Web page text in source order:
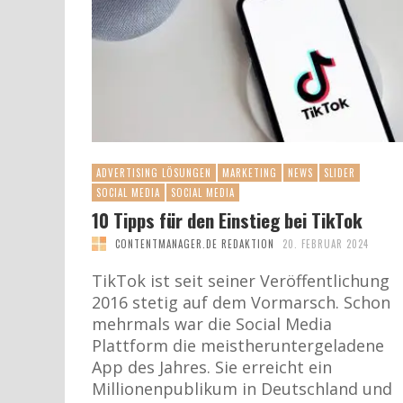
ADVERTISING LÖSUNGEN MARKETING NEWS
SLIDER
SOCIAL MEDIA
SOCIAL MEDIA
10 Tipps für den Einstieg bei TikTok
CONTENTMANAGER.DE REDAKTION 20. FEBRUAR 2024
TikTok ist seit seiner Veröffentlichung
2016 stetig auf dem Vormarsch. Schon
mehrmals war die Social Media
Plattform die meistheruntergeladene
App des Jahres. Sie erreicht ein
Millionenpublikum in Deutschland und